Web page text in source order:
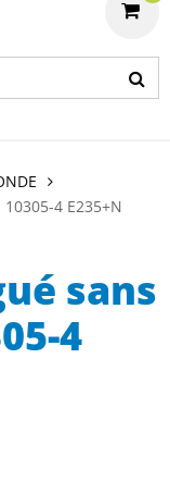
10305-4 E235+N
sans
4